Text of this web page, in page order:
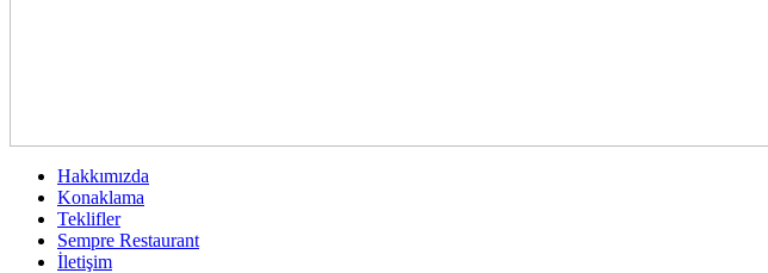
Hakkımızda
Konaklama
Teklifler
Sempre Restaurant
İletişim